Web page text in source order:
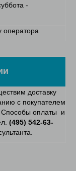
-
оператора
доставку
с покупателем
Способы оплаты и
(495) 542-63-